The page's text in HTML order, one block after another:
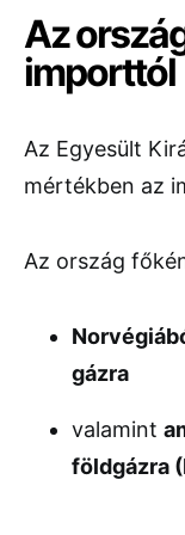
Az
importtól
Az Egyesült
mértékben az
Az ország
gázra
valamint
földgázra